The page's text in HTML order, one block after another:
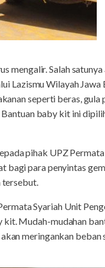
mengalir. Salah
Lazismu Wilayah Jawa
seperti beras, gula
baby kit ini
pihak UPZ
bagi para penyintas
tersebut.
Syariah Unit
kit. Mudah-mudahan
meringankan